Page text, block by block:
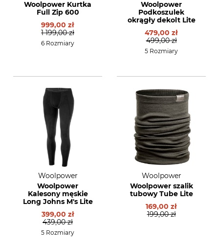
Woolpower Kurtka
Full Zip 600
999,00 zł
1 199,00 zł
6 Rozmiary
Woolpower
Podkoszulek
okrągły dekolt Lite
479,00 zł
499,00 zł
5 Rozmiary
Woolpower
Woolpower
Kalesony męskie
Long Johns M's Lite
399,00 zł
439,00 zł
5 Rozmiary
Woolpower
Woolpower szalik
tubowy Tube Lite
169,00 zł
199,00 zł